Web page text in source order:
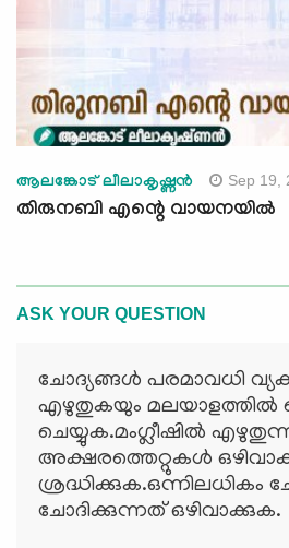
ആലങ്കോട് ലീലാകൃഷ്ണന്‍ Sep 19,
തിരുനബി എന്റെ വായനയില്‍
ASK YOUR QUESTION
ചോദ്യങ്ങള്‍ പരമാവധി
എഴുതുകയും മലയാളത്തില്‍
ചെയ്യുക.മംഗ്ലീഷില്‍
അക്ഷരത്തെറ്റുകള്‍
ശ്രദ്ധിക്കുക.ഒന്നിലധികം
ചോദിക്കുന്നത് ഒഴിവാക്കുക.